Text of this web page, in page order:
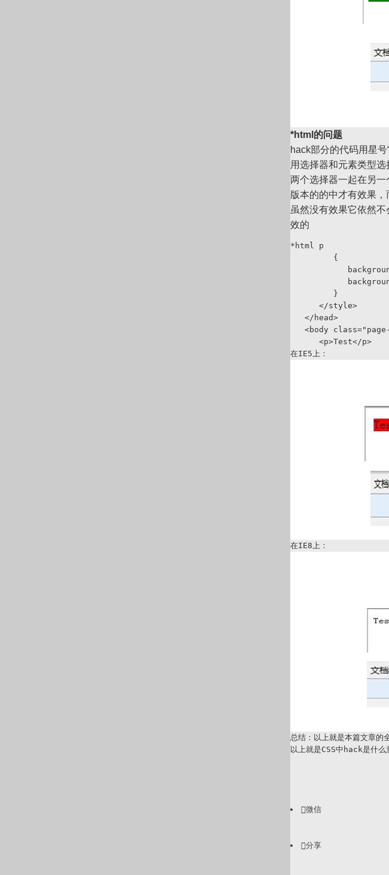
*html的问题
hack部分的代码用星号
用选择器和元素类型
两个选择器一起在另
版本的的中才有效果，
虽然没有效果它依然
效的
*html p
         {
         }
      </style>
   </head>
<body
      <p>Test</p>
在IE5上：
在IE8上：
总结：以上就是本篇文章的
以上就是CSS中hack是什么
微信
分享